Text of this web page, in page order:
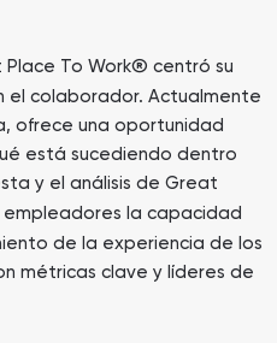
To Work® centró su
el colaborador. Actualmente
ofrece una oportunidad
está sucediendo dentro
y el análisis de Great
la capacidad
de la experiencia de los
métricas clave y líderes de